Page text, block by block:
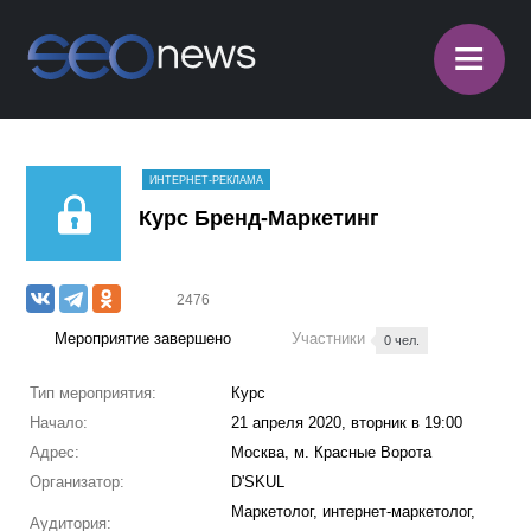
≡
ИНТЕРНЕТ-РЕКЛАМА
Курс Бренд-Маркетинг
2476
Мероприятие завершено Участники 0 чел.
Тип мероприятия:
Курс
Начало:
21 апреля 2020, вторник в 19:00
Адрес:
Москва, м. Красные Ворота
Организатор:
D'SKUL
Аудитория:
Маркетолог, интернет-маркетолог,